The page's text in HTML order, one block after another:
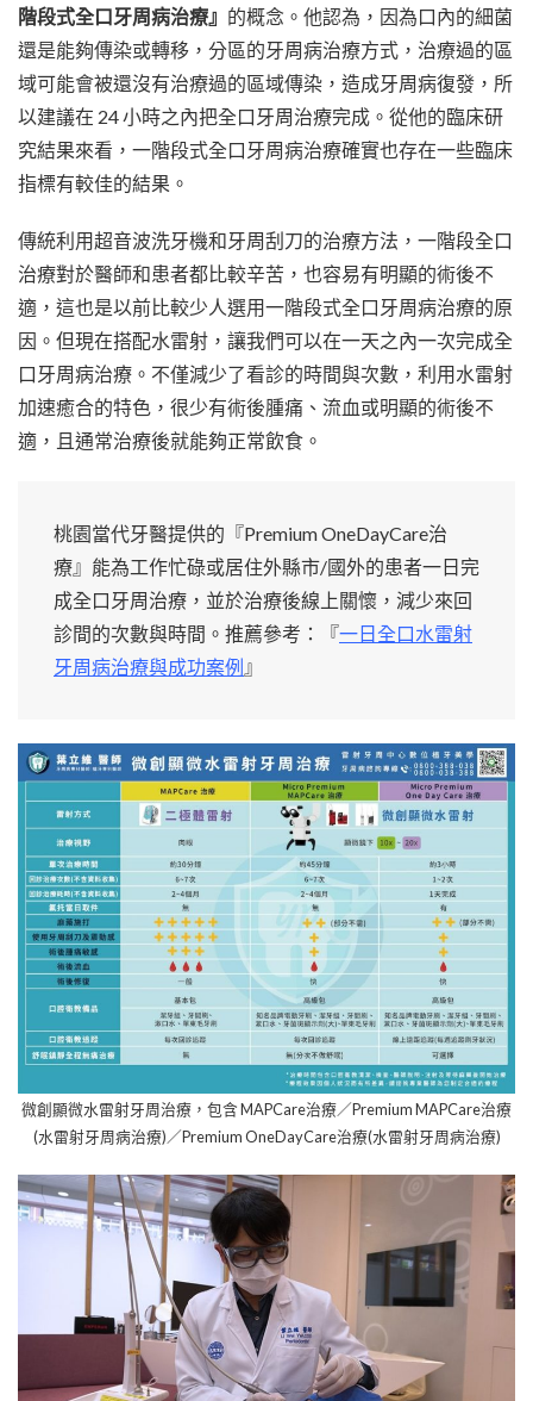
階段式全口牙周病治療』 的概念。他認為，因為口內的細菌
還是能夠傳染或轉移，分區的牙周病治療方式，治療過的區
域可能會被還沒有治療過的區域傳染，造成牙周病復發，所
以建議在 24 小時之內把全口牙周治療完成。從他的臨床研
究結果來看，一階段式全口牙周病治療確實也存在一些臨床
指標有較佳的結果。
傳統利用超音波洗牙機和牙周刮刀的治療方法，一階段全口
治療對於醫師和患者都比較辛苦，也容易有明顯的術後不
適，這也是以前比較少人選用一階段式全口牙周病治療的原
因。但現在搭配水雷射，讓我們可以在一天之內一次完成全
口牙周病治療。不僅減少了看診的時間與次數，利用水雷射
加速癒合的特色，很少有術後腫痛、流血或明顯的術後不
適，且通常治療後就能夠正常飲食。
桃園當代牙醫提供的『Premium OneDayCare治
療』能為工作忙碌或居住外縣市/國外的患者一日完
成全口牙周治療，並於治療後線上關懷，減少來回
診間的次數與時間。推薦參考：『一日全口水雷射
牙周病治療與成功案例 』
微創顯微水雷射牙周治療，包含 MAPCare治療／Premium MAPCare治療
(水雷射牙周病治療)／Premium OneDayCare治療(水雷射牙周病治療)